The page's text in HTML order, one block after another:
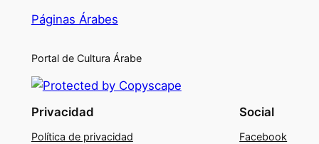
Páginas Árabes
Portal de Cultura Árabe
Privacidad
Política de privacidad
Social
Facebook